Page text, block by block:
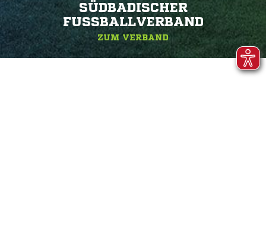
SÜDBADISCHER
FUSSBALLVERBAND
ZUM VERBAND